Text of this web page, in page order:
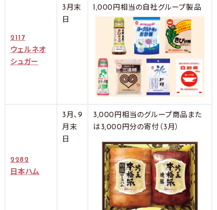
2117
ウェルネオ
シュガー
3月末
日
1,000円相当の自社グループ製品
2282
日本ハム
3月、9
月末
日
3,000円相当のグループ商品また
は3,000円分の寄付（3月）